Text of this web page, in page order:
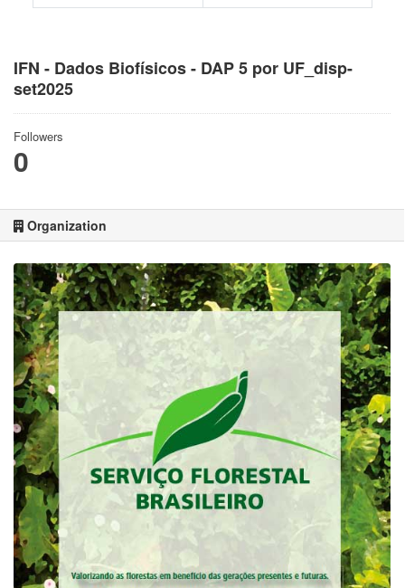
IFN - Dados Biofísicos - DAP 5 por UF_disp-
set2025
Followers
0
Organization